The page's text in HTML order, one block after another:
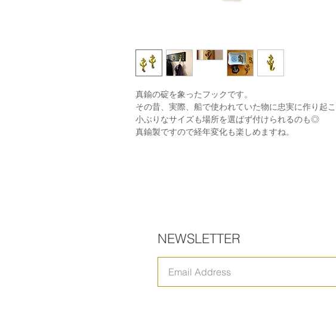
真鍮の碇を象ったフックです。
その昔、実際、船で使われていた物に忠実に作り起こ
小ぶりなサイズも場所を選ばず付けられるのも◎
真鍮製ですので経年変化も楽しめますね。
NEWSLETTER